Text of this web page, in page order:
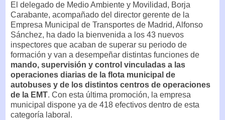
El delegado de Medio Ambiente y Movilidad, Borja
Carabante, acompañado del director gerente de la
Empresa Municipal de Transportes de Madrid, Alfonso
Sánchez, ha dado la bienvenida a los 43 nuevos
inspectores que acaban de superar su periodo de
formación y van a desempeñar distintas funciones de
mando, supervisión y control vinculadas a las
operaciones diarias de la flota municipal de
autobuses y de los distintos centros de operaciones
de la EMT. Con esta última promoción, la empresa
municipal dispone ya de 418 efectivos dentro de esta
categoría laboral.